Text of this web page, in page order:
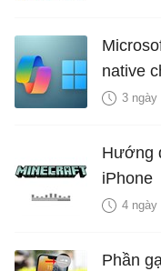
native
năng3 ngày
Hướng
iPhone
4 ngày
Phần